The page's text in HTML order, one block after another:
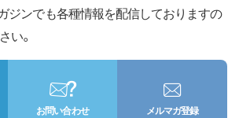
ジンでも各種情報を配信しておりますの
い。
お問い合わせ メルマガ登録